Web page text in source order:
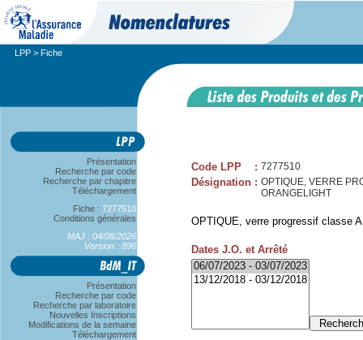
LPP > Fiche
Présentation
Recherche par code
Recherche par chapitre
Téléchargement
Fiche : 7277510
Conditions générales
MAJ : 04/08/2026
Version : 896
Présentation
Recherche par code
Recherche par laboratoire
Nouvelles Inscriptions
Modifications de la semaine
Téléchargement
Code LPP : 7277510
Désignation : OPTIQUE, VERRE
ORANGELIGHT
OPTIQUE, verre progressif classe
Dates J.O. et Arrêté